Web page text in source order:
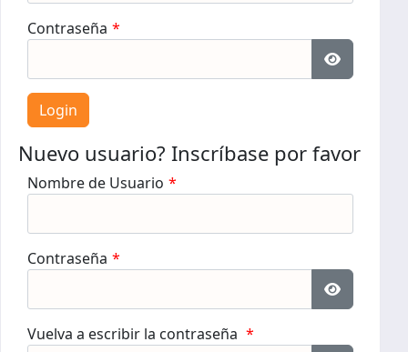
Contraseña *
Mostrar
Nuevo usuario? Inscríbase por favor
Nombre de Usuario *
Contraseña *
Mostrar
Vuelva a escribir la contraseña *